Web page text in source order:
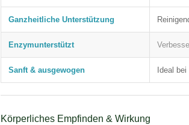
Ganzheitliche Unterstützung
Enzymunterstützt
Sanft & ausgewogen Ideal
Körperliches Empfinden & Wirkung